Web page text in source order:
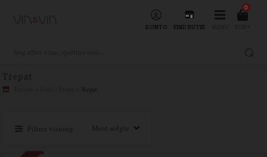
KONTO FIND BUTIK
0
Trepat
Trepat
Filtrer visning